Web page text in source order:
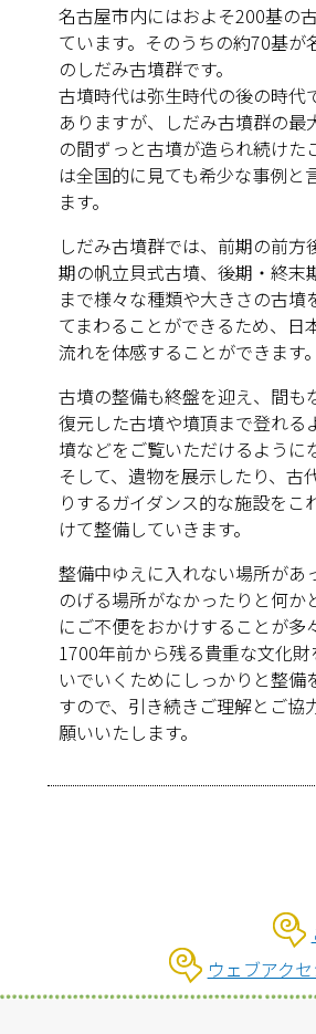
名古屋市内にはおよそ200基の
ています。そのうちの約70基が
のしだみ古墳群です。
古墳時代は弥生時代の後の時代
ありますが、しだみ古墳群の最
の間ずっと古墳が造られ続けた
は全国的に見ても希少な事例と
ます。
しだみ古墳群では、前期の前方
期の帆立貝式古墳、後期・終末
まで様々な種類や大きさの古墳
てまわることができるため、日
流れを体感することができます。
古墳の整備も終盤を迎え、間も
復元した古墳や墳頂まで登れる
墳などをご覧いただけるように
そして、遺物を展示したり、古
りするガイダンス的な施設をこ
けて整備していきます。
整備中ゆえに入れない場所があ
のげる場所がなかったりと何か
にご不便をおかけすることが多
1700年前から残る貴重な文化
いでいくためにしっかりと整備
すので、引き続きご理解とご協
願いいたします。
ウェブアク